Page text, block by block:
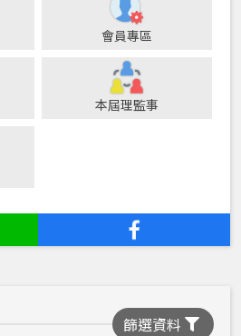
會員專區
本屆理監事
篩選資料